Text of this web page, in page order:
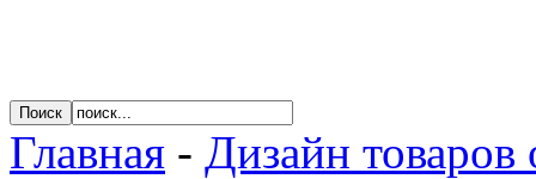
Главная - Дизайн товаров